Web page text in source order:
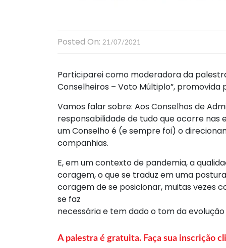
Posted On: 21/07/2021
Participarei como moderadora da
Conselheiros – Voto Múltiplo”, promovida
Vamos falar sobre: Aos Conselhos de
responsabilidade de tudo que ocorre nas
um Conselho é (e sempre foi) o
companhias.
E, em um contexto de pandemia, a
coragem, o que se traduz em uma
coragem de se posicionar, muitas vezes
se faz
necessária e tem dado o tom da
A palestra é gratuita. Faça sua inscrição